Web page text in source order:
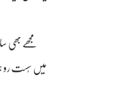
مجھے بھی
میں سُست رو